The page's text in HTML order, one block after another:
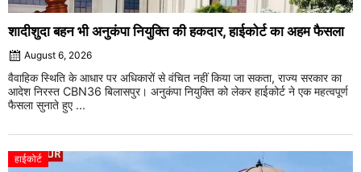
शादीशुदा बहन भी अनुकंपा नियुक्ति की हकदार, हाईकोर्ट का अहम फैसला
August 6, 2026
वैवाहिक स्थिति के आधार पर अधिकारों से वंचित नहीं किया जा सकता, राज्य सरकार का
आदेश निरस्त CBN36 बिलासपुर। अनुकंपा नियुक्ति को लेकर हाईकोर्ट ने एक महत्वपूर्ण
फैसला सुनाते हुए ...
हाईकोर्ट